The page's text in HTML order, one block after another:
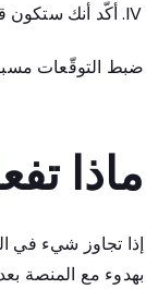
أكّد أنك ستكون
ضبط التوقّعات
ماذا
إذا تجاوز شيء في
بهدوء مع المنصة